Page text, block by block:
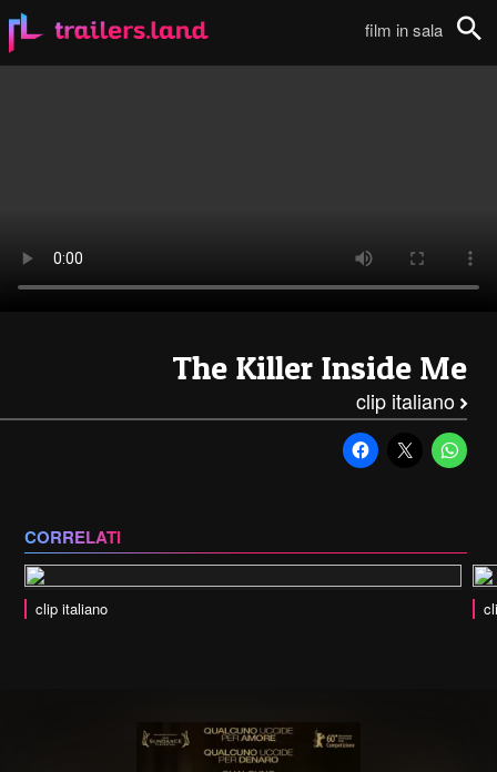
film in sala
The Killer Inside Me
clip italiano
CORRELATI
clip italiano